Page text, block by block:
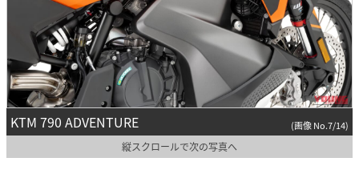
KTM 790 ADVENTURE (画像 No.7/14)
縦スクロールで次の写真へ